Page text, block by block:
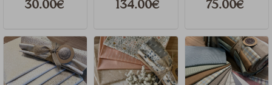
30.00€ 134.00€ 75.00€